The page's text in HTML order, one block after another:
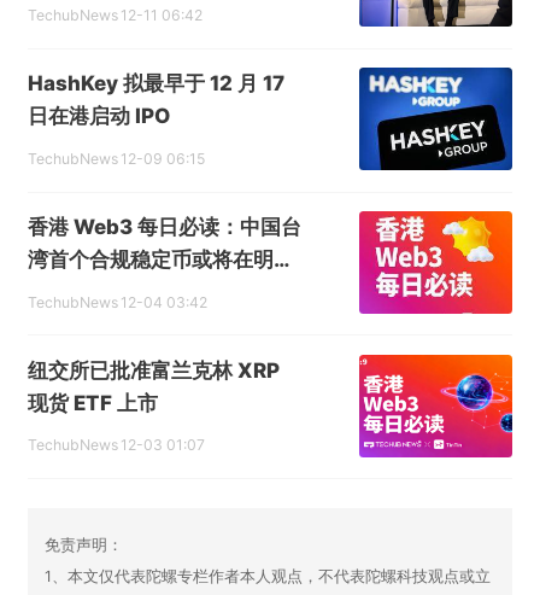
TechubNews 12-11 06:42
HashKey 拟最早于 12 月 17
日在港启动 IPO
TechubNews 12-09 06:15
香港 Web3 每日必读：中国台
湾首个合规稳定币或将在明年
推出，以太坊期货交易量首次
TechubNews 12-04 03:42
纽交所已批准富兰克林 XRP
现货 ETF 上市
TechubNews 12-03 01:07
免责声明：
1、本文仅代表陀螺专栏作者本人观点，不代表陀螺科技观点或立